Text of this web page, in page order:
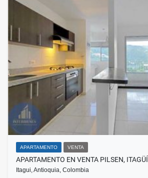
APARTAMENTO VENTA
APARTAMENTO EN VENTA PILSEN, ITAGÜÍ
Itagui, Antioquia, Colombia